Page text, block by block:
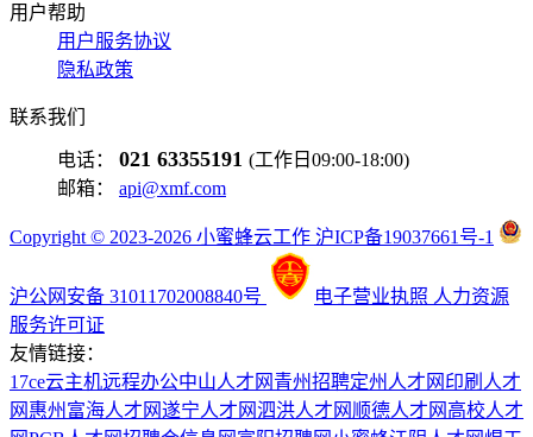
用户帮助
用户服务协议
隐私政策
联系我们
电话： 021 63355191 (工作日09:00-18:00)
邮箱： api@xmf.com
Copyright © 2023-2026 小蜜蜂云工作 沪ICP备19037661号-1
沪公网安备 31011702008840号 电子营业执照 人力资源
服务许可证
友情链接：
17ce云主机远程办公中山人才网 青州招聘定州人才网 印刷人才
网 惠州富海人才网遂宁人才网泗洪人才网 顺德人才网 高校人才